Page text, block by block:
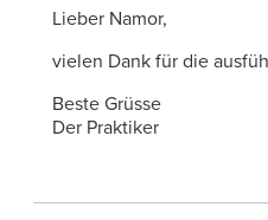
Lieber Namor,
vielen Dank für die
Beste Grüsse
Der Praktiker